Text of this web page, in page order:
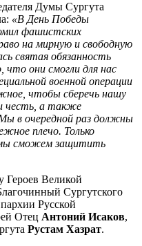
Думы Сургута
«В День Победы
фашистских
на мирную и свободную
святая обязанность
они смогли для нас
военной операции
чтобы сберечь нашу
честь, а также
в очередной раз должны
плечо. Только
мы сможем защитить
Героев Великой
Сургутского
Русской
Отец Антоний Исаков,
Рустам Хазрат.